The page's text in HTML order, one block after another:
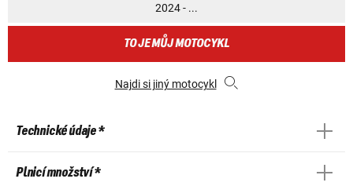
2024 - ...
TO JE MŮJ MOTOCYKL
Najdi si jiný motocykl
Technické údaje *
Plnicí množství *